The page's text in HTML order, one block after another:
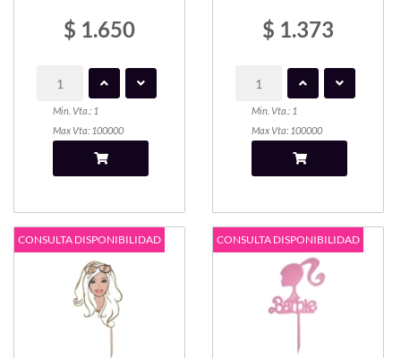
$ 1.650
Min. Vta.: 1
Max Vta: 100000
$ 1.373
Min. Vta.: 1
Max Vta: 100000
CONSULTA DISPONIBILIDAD CONSULTA DISPONIBILIDAD